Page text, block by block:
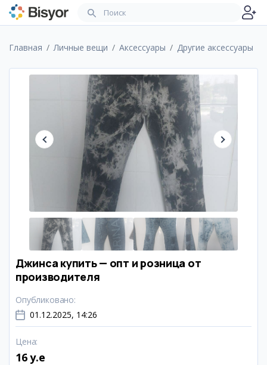
Главная Личные вещи Аксессуары Другие аксессуары
Джинса купить — опт и розница от
производителя
Опубликовано:
01.12.2025, 14:26
Цена:
16 y.e